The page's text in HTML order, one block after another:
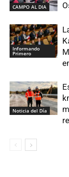
CAMPO AL DIA
Informando
Primero
Noticia del Día